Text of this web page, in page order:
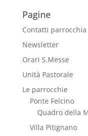
Pagine
Contatti parrocchia
Newsletter
Orari S.Messe
Unità Pastorale
Le parrocchie
Ponte Felcino
Quadro della
Villa Pitignano